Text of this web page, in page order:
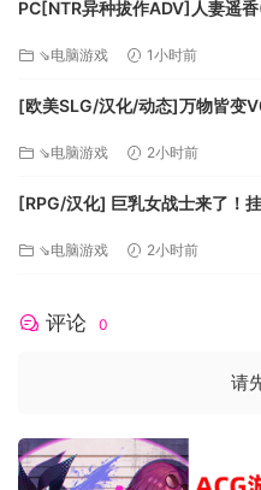
PC[NTR异种拔作ADV]人妻遥
[500M]百度/迅雷/UC/夸克
⇘电脑游戏 1小时前
[欧美SLG/汉化/动态]万物皆变
⇘电脑游戏 2小时前
[RPG/汉化] 巨乳女战士来了！
⇘电脑游戏 2小时前
评论 0
请